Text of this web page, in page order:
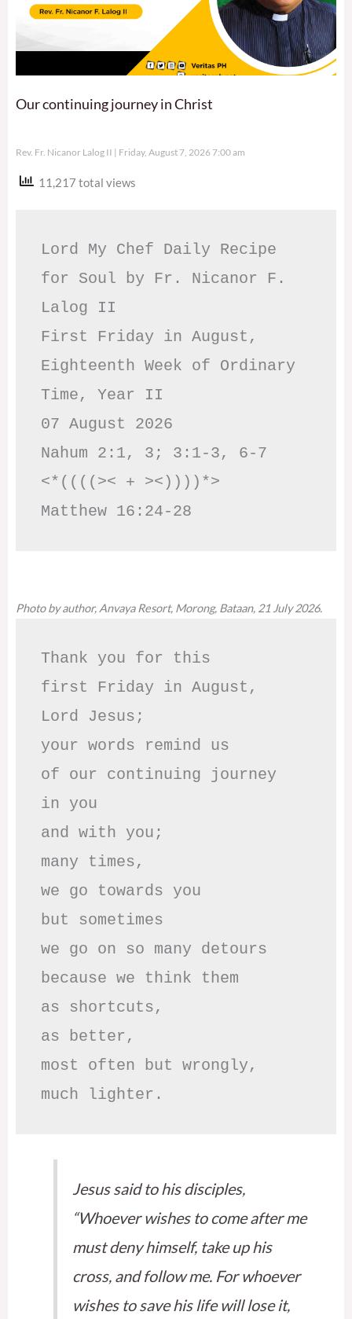
Our continuing journey in Christ
Rev. Fr. Nicanor Lalog II Friday, August 7, 2026 7:00 am
11,217 total views
Lord My Chef Daily Recipe
for Soul by Fr. Nicanor F.
Lalog II
First Friday in August,
Eighteenth Week of Ordinary
Time, Year II
07 August 2026
Nahum 2:1, 3; 3:1-3, 6-7
<*((((>< + ><))))*>
Matthew 16:24-28
Photo by author, Anvaya Resort, Morong, Bataan, 21 July 2026.
Thank you for this
first Friday in August,
Lord Jesus;
your words remind us
of our continuing journey
in you
and with you;
many times,
we go towards you
but sometimes
we go on so many detours
because we think them
as shortcuts,
as better,
most often but wrongly,
much lighter.
Jesus said to his disciples,
“Whoever wishes to come after me
must deny himself, take up his
cross, and follow me. For whoever
wishes to save his life will lose it,